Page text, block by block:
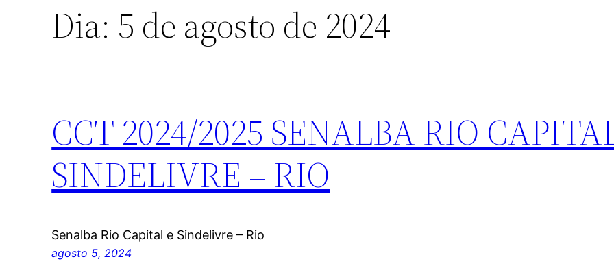
Dia: 5 de agosto de 2024
CCT 2024/2025 SENALBA RIO
SINDELIVRE – RIO
Senalba Rio Capital e Sindelivre – Rio
agosto 5, 2024